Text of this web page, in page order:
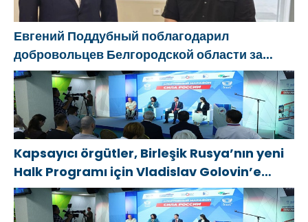
Евгений Поддубный поблагодарил
добровольцев Белгородской области за
мужество в спасении пострадавших от
обстрелов
Kapsayıcı örgütler, Birleşik Rusya’nın yeni
Halk Programı için Vladislav Golovin’e
teklifler sundu